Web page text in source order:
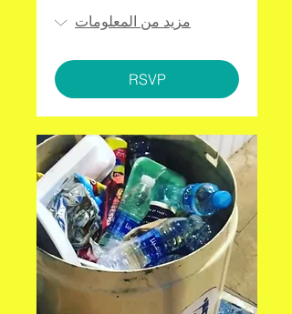
مزيد من المعلومات
RSVP